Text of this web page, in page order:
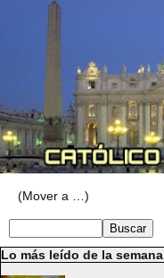
Lo más leído de la semana